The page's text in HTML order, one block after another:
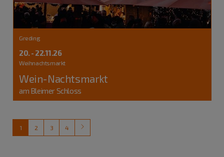
Greding
20. - 22.11.26
Weihnachtsmarkt
Wein-Nachtsmarkt
am Bleimer Schloss
1 2 3 4